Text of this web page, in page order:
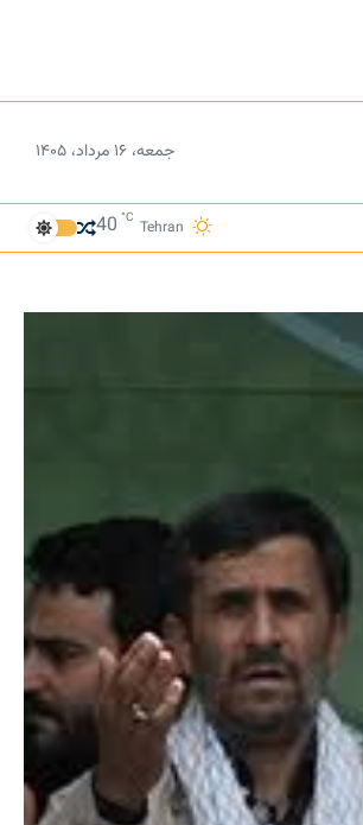
جمعه، ۱۶ مرداد، ۱۴۰۵
Tehran
40 °C